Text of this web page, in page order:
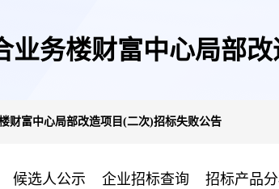
务楼财富中心局部
财富中心局部改造项目(二次)招标失败公告
候选人公示 企业招标查询 招标产品